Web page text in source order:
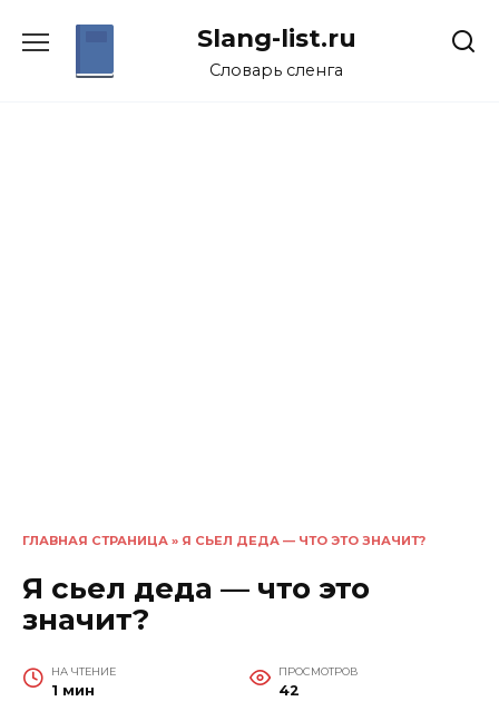
Slang-list.ru
Словарь сленга
ГЛАВНАЯ СТРАНИЦА » Я СЬЕЛ ДЕДА — ЧТО ЭТО ЗНАЧИТ?
Я сьел деда — что это
значит?
НА ЧТЕНИЕ
1 мин
ПРОСМОТРОВ
42